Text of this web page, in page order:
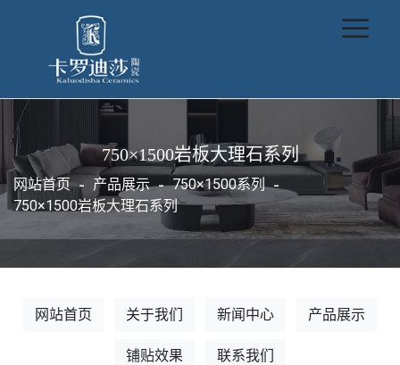
750×1500岩板大理石系列
网站首页 产品展示
750×1500系列
750×1500岩板大理石系列
网站首页 关于我们 新闻中心 产品展示
铺贴效果 联系我们